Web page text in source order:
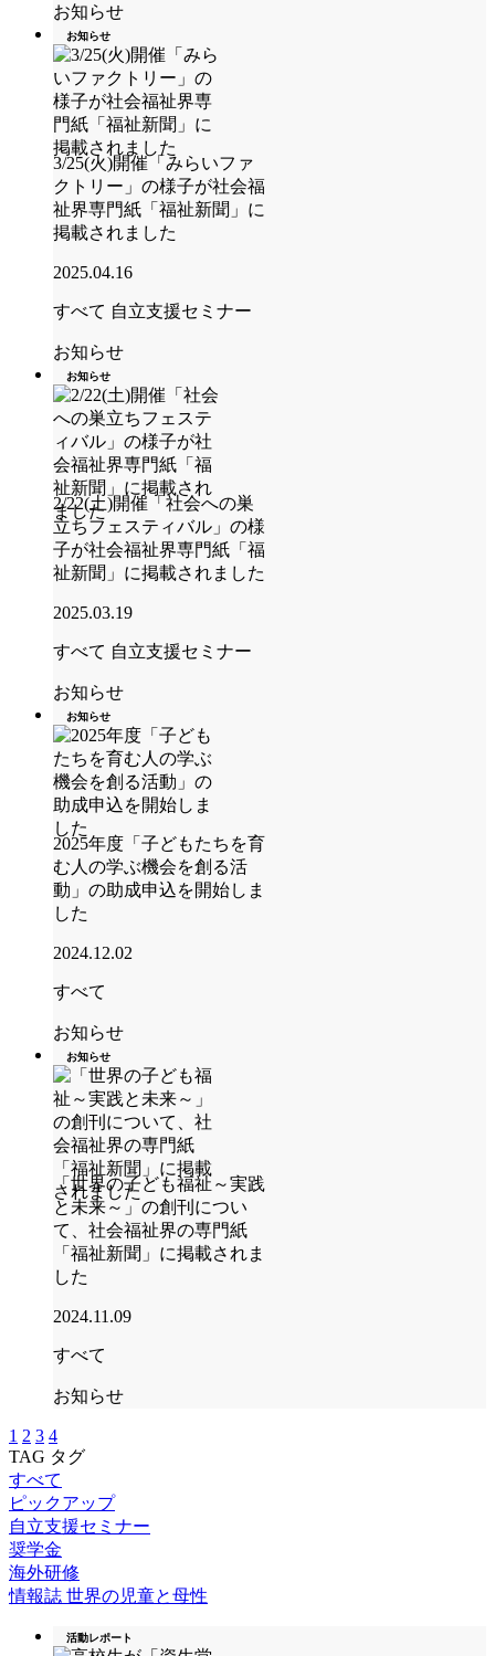
お知らせ
お知らせ
3/25(火)開催「みらいファ
クトリー」の様子が社会福
祉界専門紙「福祉新聞」に
掲載されました
2025.04.16
すべて 自立支援セミナー
お知らせ
お知らせ
2/22(土)開催「社会への巣
立ちフェスティバル」の様
子が社会福祉界専門紙「福
祉新聞」に掲載されました
2025.03.19
すべて 自立支援セミナー
お知らせ
お知らせ
2025年度「子どもたちを育
む人の学ぶ機会を創る活
動」の助成申込を開始しま
した
2024.12.02
すべて
お知らせ
お知らせ
「世界の子ども福祉～実践
と未来～」の創刊につい
て、社会福祉界の専門紙
「福祉新聞」に掲載されま
した
2024.11.09
すべて
お知らせ
1 2 3 4
TAG タグ
すべて
ピックアップ
自立支援セミナー
奨学金
海外研修
情報誌 世界の児童と母性
活動レポート